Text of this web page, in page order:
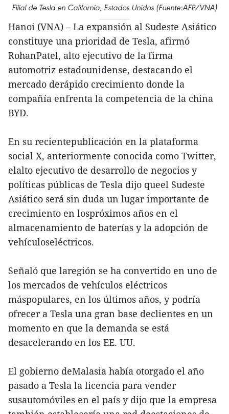
Filial de Tesla en California, Estados Unidos (Fuente:AFP/VNA)
Hanoi (VNA) – La expansión al Sudeste Asiático
constituye una prioridad de Tesla, afirmó
RohanPatel, alto ejecutivo de la firma
automotriz estadounidense, destacando el
mercado derápido crecimiento donde la
compañía enfrenta la competencia de la china
BYD.
En su recientepublicación en la plataforma
social X, anteriormente conocida como Twitter,
elalto ejecutivo de desarrollo de negocios y
políticas públicas de Tesla dijo queel Sudeste
Asiático será sin duda un lugar importante de
crecimiento en lospróximos años en el
almacenamiento de baterías y la adopción de
vehículoseléctricos.
Señaló que laregión se ha convertido en uno de
los mercados de vehículos eléctricos
máspopulares, en los últimos años, y podría
ofrecer a Tesla una gran base declientes en un
momento en que la demanda se está
desacelerando en los EE. UU.
El gobierno deMalasia había otorgado el año
pasado a Tesla la licencia para vender
susautomóviles en el país y dijo que la empresa